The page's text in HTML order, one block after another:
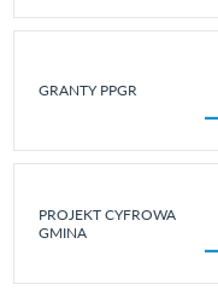
GRANTY PPGR
PROJEKT CYFROWA
GMINA